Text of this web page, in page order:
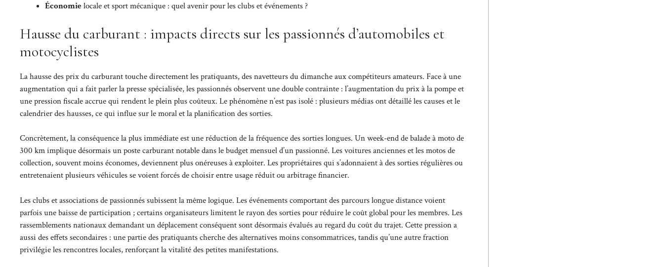
Économielocale et sport mécanique : quel avenir pour les clubs et événements ?
Hausse du carburant : impacts directs sur les passionnés d’automobiles et
motocyclistes
La hausse des prix du carburant touche directement les pratiquants, des navetteurs du dimanche aux compétiteurs amateurs. Face à une
augmentation qui a fait parler la presse spécialisée, les passionnés observent une double contrainte : l’augmentation du prix à la pompe et
une pression fiscale accrue qui rendent le plein plus coûteux. Le phénomène n’est pas isolé : plusieurs médias ont détaillé les causes et le
calendrier des hausses, ce qui influe sur le moral et la planification des sorties.
Concrètement, la conséquence la plus immédiate est une réduction de la fréquence des sorties longues. Un week-end de balade à moto de
300 km implique désormais un poste carburant notable dans le budget mensuel d’un passionné. Les voitures anciennes et les motos de
collection, souvent moins économes, deviennent plus onéreuses à exploiter. Les propriétaires qui s’adonnaient à des sorties régulières ou
entretenaient plusieurs véhicules se voient forcés de choisir entre usage réduit ou arbitrage financier.
Les clubs et associations de passionnés subissent la même logique. Les événements comportant des parcours longue distance voient
parfois une baisse de participation ; certains organisateurs limitent le rayon des sorties pour réduire le coût global pour les membres. Les
rassemblements nationaux demandant un déplacement conséquent sont désormais évalués au regard du coût du trajet. Cette pression a
aussi des effets secondaires : une partie des pratiquants cherche des alternatives moins consommatrices, tandis qu’une autre fraction
privilégie les rencontres locales, renforçant la vitalité des petites manifestations.